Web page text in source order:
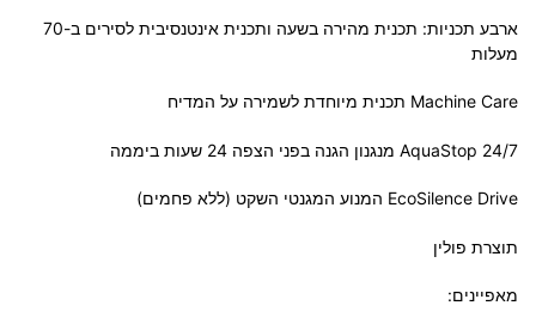
ארבע תכניות: תכנית מהירה בשעה ותכנית אינטנסיבית לסירים ב-70
מעלות
Machine Care תכנית מיוחדת לשמירה על המדיח
24/7 AquaStop מנגנון הגנה בפני הצפה 24 שעות ביממה
EcoSilence Drive המנוע המגנטי השקט (ללא פחמים)
תוצרת פולין
מאפיינים: